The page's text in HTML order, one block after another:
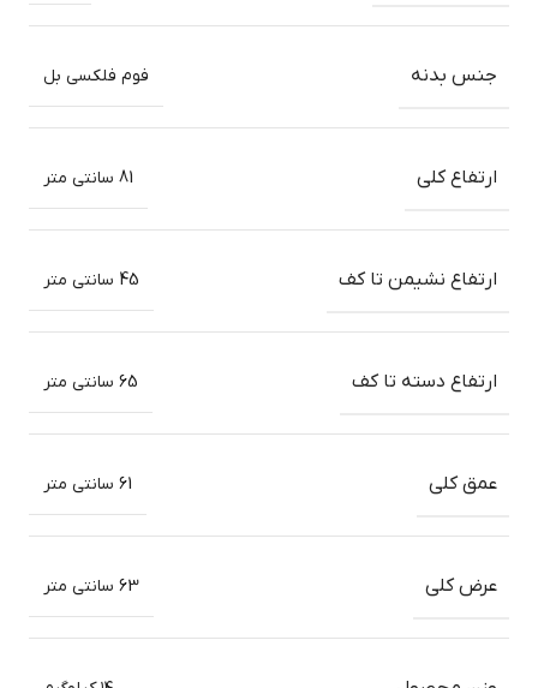
جنس بدنه فوم فلکسی بل
ارتفاع کلی 81 سانتی متر
ارتفاع نشیمن تا کف 45 سانتی متر
ارتفاع دسته تا کف 65 سانتی متر
عمق کلی 61 سانتی متر
عرض کلی 63 سانتی متر